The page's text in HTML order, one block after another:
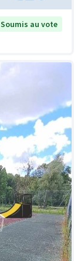
Soumis au vote